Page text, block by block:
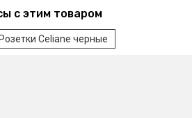
с этим товаром
Розетки Celiane черные